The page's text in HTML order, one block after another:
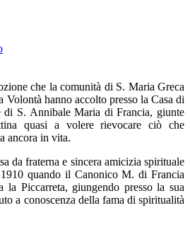
che la comunità di S. Maria Greca
hanno accolto presso la Casa di
di S. Annibale Maria di Francia, giunte
quasi a volere rievocare ciò che
ancora in vita.
da fraterna e sincera amicizia spirituale
quando il Canonico M. di Francia
Piccarreta, giungendo presso la sua
a conoscenza della fama di spiritualità